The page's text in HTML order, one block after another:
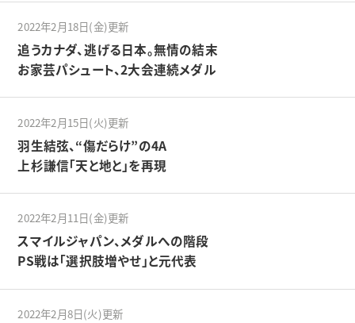
2022年2月18日(金)更新
追うカナダ、逃げる日本。無情の結末
お家芸パシュート、2大会連続メダル
2022年2月15日(火)更新
羽生結弦、“傷だらけ”の4A
上杉謙信「天と地と」を再現
2022年2月11日(金)更新
スマイルジャパン、メダルへの階段
PS戦は「選択肢増やせ」と元代表
2022年2月8日(火)更新